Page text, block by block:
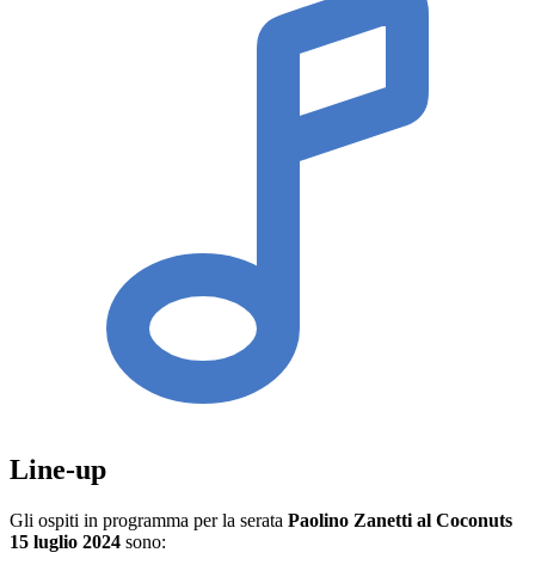
Line-up
Gli ospiti in programma per la serata Paolino Zanetti al Coconuts
15 luglio 2024 sono: